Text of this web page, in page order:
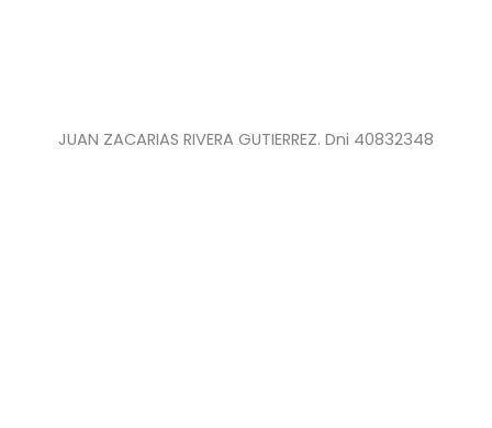
JUAN ZACARIAS RIVERA GUTIERREZ. Dni 40832348